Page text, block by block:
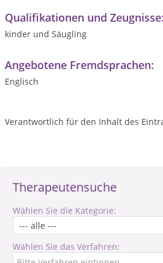
Therapeutensuche
Wählen Sie die Kategorie:
Wählen Sie das Verfahren:
Qualifikationen und Zeugnisse:
kinder und Säugling
Angebotene Fremdsprachen:
Englisch
Verantwortlich für den Inhalt des